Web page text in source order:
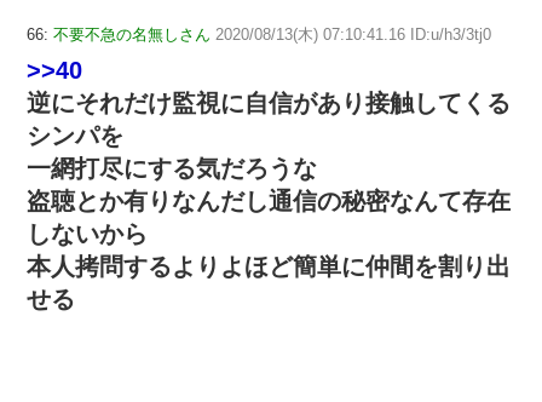
66: 不要不急の名無しさん 2020/08/13(木) 07:10:41.16 ID:u/h3/3tj0
>>40
逆にそれだけ監視に自信があり接触してくる
シンパを
一網打尽にする気だろうな
盗聴とか有りなんだし通信の秘密なんて存在
しないから
本人拷問するよりよほど簡単に仲間を割り出
せる